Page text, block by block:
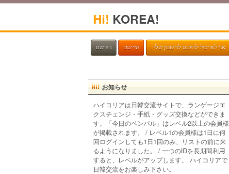
Hi! KOREA!
הירשם הירשם . אני לא יכול להיכנס לחשבון שלי
お知らせ
ハイコリアは日韓交流サイトで、ランゲージエ
クスチェンジ・手紙・グッズ交換などができま
す。「今日のペンパル」はレベル2以上の会員様
が掲載されます。 / レベル1の会員様は1日に何
回ログインしても1日1回のみ、リストの前に来
るようになりました。 / 一つのIDを長期間利用
すると、レベルがアップします。 ハイコリアで
日韓交流をお楽しみ下さい。